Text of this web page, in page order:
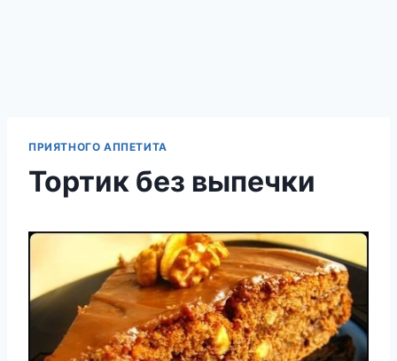
ПРИЯТНОГО АППЕТИТА
Тортик без выпечки